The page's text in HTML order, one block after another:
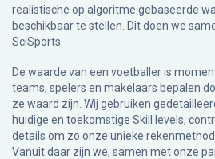
realistische op algoritme gebaseerde
beschikbaar te stellen. Dit doen we
SciSports
De waarde van een voetballer is
teams, spelers en makelaars bepalen
ze waard zijn. Wij gebruiken
huidige en toekomstige Skill levels,
details om zo onze unieke
Vanuit daar zijn we, samen met onze